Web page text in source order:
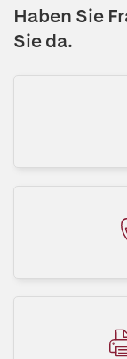
Haben Sie
Sie da.